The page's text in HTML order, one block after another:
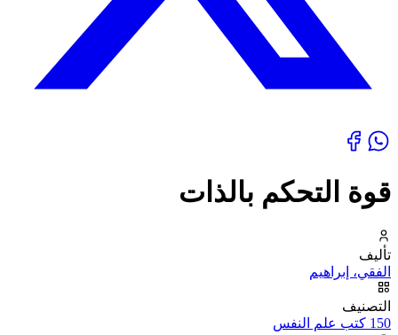
قوة التحكم بالذات
تأليف
الفقي، إبراهيم
التصنيف
150 كتب علم النفس